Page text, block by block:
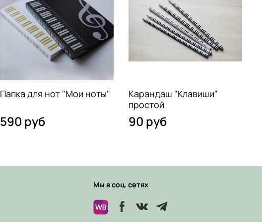
Папка для нот "Мои ноты"
590 руб
Карандаш "Клавиши"
простой
90 руб
Мы в соц. сетях